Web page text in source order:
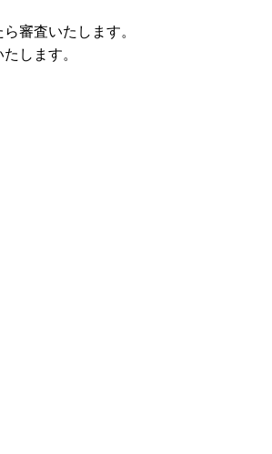
審査いたします。
します。